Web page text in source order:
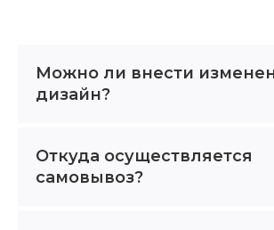
Можно ли внести
дизайн?
Откуда осуществляется
самовывоз?